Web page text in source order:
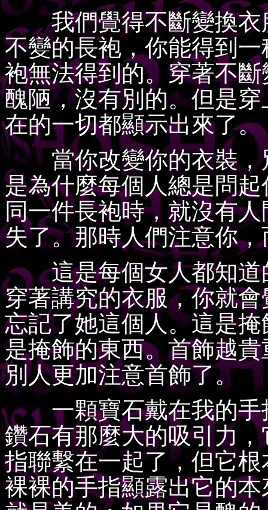
我們覺得不斷變換衣
不變的長袍，你能得到
袍無法得到的。穿著不
醜陋，沒有別的。但是
在的一切都顯示出來了。
當你改變你的衣裝，
是為什麼每個人總是問
同一件長袍時，就沒有
失了。那時人們注意你
這是每個女人都知道
穿著講究的衣服，你就
忘記了她這個人。這是
是掩飾的東西。首飾越
別人更加注意首飾了。
一顆寶石戴在我的手
鑽石有那麼大的吸引力
指聯繫在一起了，但它
裸裸的手指顯露出它的